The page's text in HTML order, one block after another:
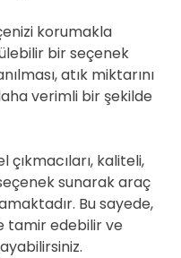
korumakla
bir seçenek
atık miktarını
verimli bir şekilde
çıkmacıları, kaliteli,
sunarak araç
Bu sayede,
tamir edebilir ve